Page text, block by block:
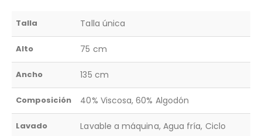
Talla Talla única
Alto 75 cm
Ancho 135 cm
Composición 40% Viscosa, 60% Algodón
Lavado
Lavable a máquina, Agua fría, Ciclo